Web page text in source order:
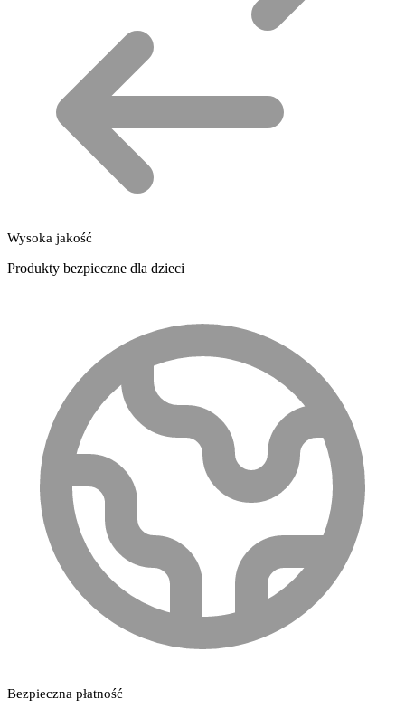
Wysoka jakość
Produkty bezpieczne dla dzieci
Bezpieczna płatność